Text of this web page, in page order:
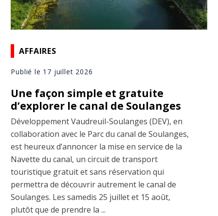
AFFAIRES
Publié le 17 juillet 2026
Une façon simple et gratuite
d’explorer le canal de Soulanges
Développement Vaudreuil-Soulanges (DEV), en
collaboration avec le Parc du canal de Soulanges,
est heureux d’annoncer la mise en service de la
Navette du canal, un circuit de transport
touristique gratuit et sans réservation qui
permettra de découvrir autrement le canal de
Soulanges. Les samedis 25 juillet et 15 août,
plutôt que de prendre la ...